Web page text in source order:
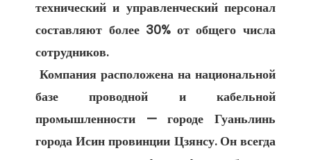
технический и управленческий персонал
составляют более 30% от общего числа
сотрудников.
Компания расположена на национальной
базе проводной и кабельной
промышленности — городе Гуаньлинь
города Исин провинции Цзянсу. Он всегда